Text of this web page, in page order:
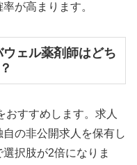
が高まります。
ェル薬剤師はどち
おすすめします。求人
の非公開求人を保有し
択肢が2倍になりま